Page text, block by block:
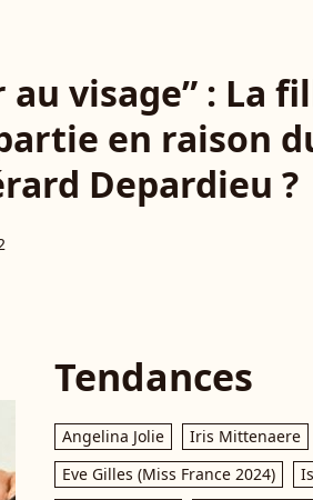
au visage” : La
en raison
Depardieu ?
Tendances
Angelina Jolie Iris Mittenaere
Eve Gilles (Miss France 2024)